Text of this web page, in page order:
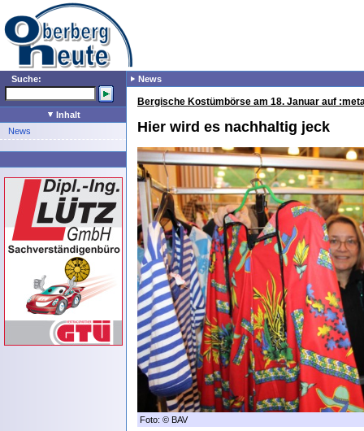
Suche:
Inhalt
News
News
Bergische Kostümbörse am 18. Januar auf
Hier wird es nachhaltig jeck
Foto: © BAV